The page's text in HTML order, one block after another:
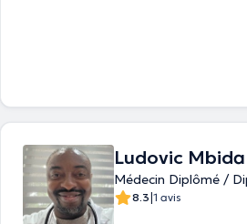
Ludovic Mbida
Médecin Diplômé /
8.3|1 avis